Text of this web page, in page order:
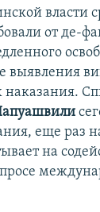
власти
от де-
выявления
наказания.
еще раз
на